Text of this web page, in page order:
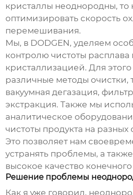
кристаллы неоднородны, то
оптимизировать скорость
перемешивания.
Мы, в DODGEN, уделяем
контролю чистоты расплава
кристаллизацией. Для
различные методы очистки,
вакуумная дегазация,
экстракция. Также мы
аналитическое
чистоты продукта на разных
Это позволяет нам
устранять проблемы, а
высокое качество
Решение проблемы
Как я уже говорил,